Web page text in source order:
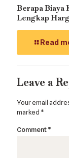
Berapa Biaya
Lengkap
Read
Leave a
Your email
marked *
Comment*